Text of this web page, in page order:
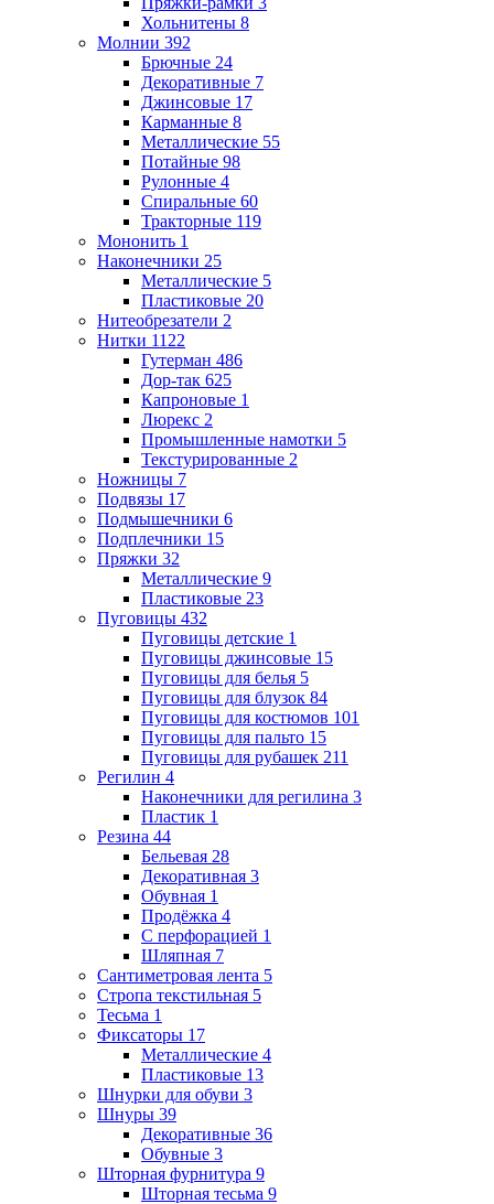
Хольнитены 8
Молнии 392
Брючные 24
Декоративные 7
Джинсовые 17
Карманные 8
Металлические 55
Потайные 98
Рулонные 4
Спиральные 60
Тракторные 119
Мононить 1
Наконечники 25
Металлические 5
Пластиковые 20
Нитеобрезатели 2
Нитки 1122
Гутерман 486
Дор-так 625
Капроновые 1
Люрекс 2
Промышленные намотки 5
Текстурированные 2
Ножницы 7
Подвязы 17
Подмышечники 6
Подплечники 15
Пряжки 32
Металлические 9
Пластиковые 23
Пуговицы 432
Пуговицы детские 1
Пуговицы джинсовые 15
Пуговицы для белья 5
Пуговицы для блузок 84
Пуговицы для костюмов 101
Пуговицы для пальто 15
Пуговицы для рубашек 211
Регилин 4
Наконечники для регилина 3
Пластик 1
Резина 44
Бельевая 28
Декоративная 3
Обувная 1
Продёжка 4
С перфорацией 1
Шляпная 7
Сантиметровая лента 5
Стропа текстильная 5
Тесьма 1
Фиксаторы 17
Металлические 4
Пластиковые 13
Шнурки для обуви 3
Шнуры 39
Декоративные 36
Обувные 3
Шторная фурнитура 9
Шторная тесьма 9